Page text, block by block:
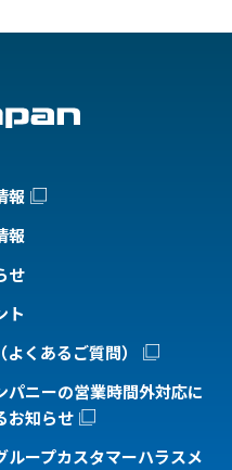
報
報
せ
ト
よくあるご質問）
パニーの営業時間外対応に
お知らせ
ループカスタマーハラスメ